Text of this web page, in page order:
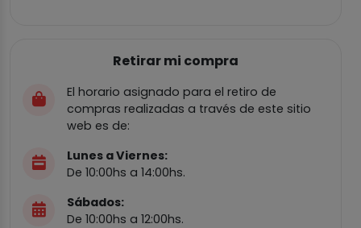
Retirar mi compra
El horario asignado para el retiro de
compras realizadas a través de este sitio
web es de:
Lunes a Viernes:
De 10:00hs a 14:00hs.
Sábados:
De 10:00hs a 12:00hs.